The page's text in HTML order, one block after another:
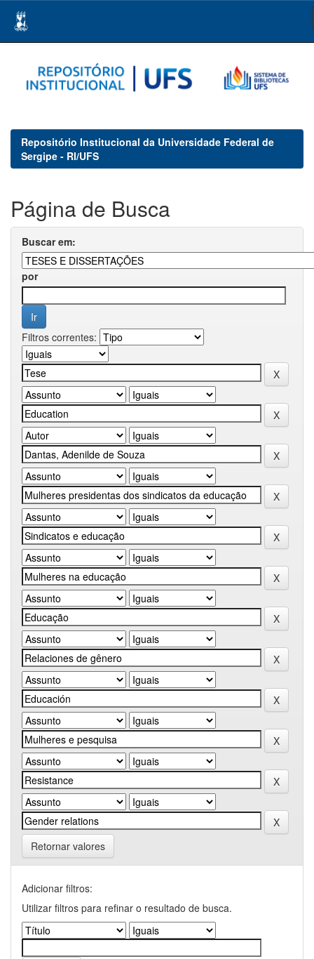
navigation
Repositório Institucional da Universidade Federal de
Sergipe - RI/UFS
Página de Busca
Buscar em:
por
Filtros correntes:
Retornar valores
Adicionar filtros:
Utilizar filtros para refinar o resultado de busca.